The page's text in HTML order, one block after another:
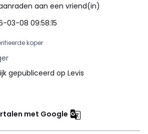
aan een vriend(in)
03-08 09:58:15
koper
gepubliceerd op Levis
met Google